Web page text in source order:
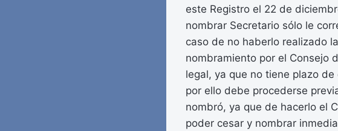
este Registro el 22 de
nombrar Secretario sólo le
caso de no haberlo realizado
nombramiento por el Consejo
legal, ya que no tiene plazo
por ello debe procederse
nombró, ya que de hacerlo el
poder cesar y nombrar